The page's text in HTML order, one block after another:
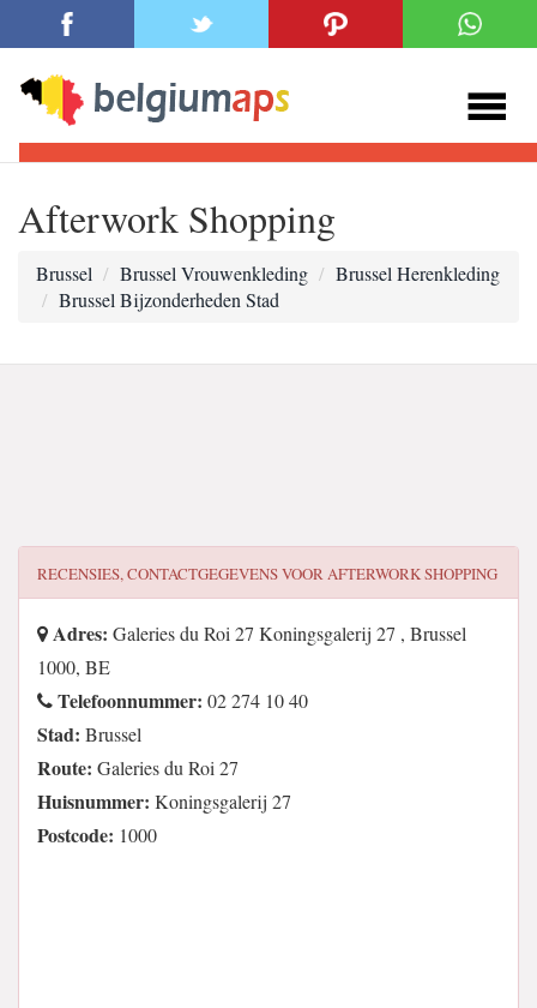
Afterwork Shopping
Brussel Brussel Vrouwenkleding
Brussel Herenkleding
Brussel Bijzonderheden Stad
RECENSIES, CONTACTGEGEVENS VOORAFTERWORK SHOPPING
Adres: Galeries du Roi 27 Koningsgalerij 27 , Brussel
1000, BE
Telefoonnummer: 02 274 10 40
Stad: Brussel
Route: Galeries du Roi 27
Huisnummer: Koningsgalerij 27
Postcode: 1000